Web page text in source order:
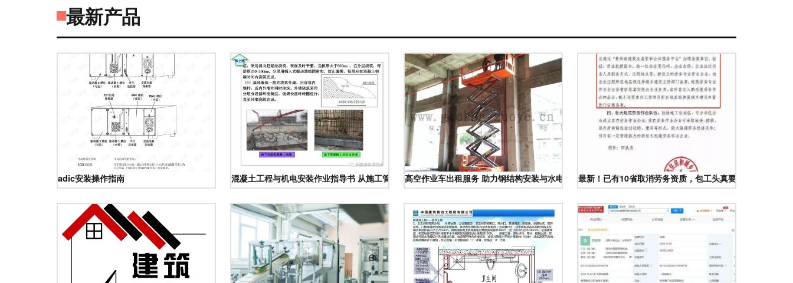
最新产品
adic安装操作指南 混凝土工程与机电安装作业指导书 从施工管控到质量与安全的综合指南高空作业车出租服务 助力钢结构安装与水电工程建设最新！已有10省取消劳务资质，包工头真要失业了？——